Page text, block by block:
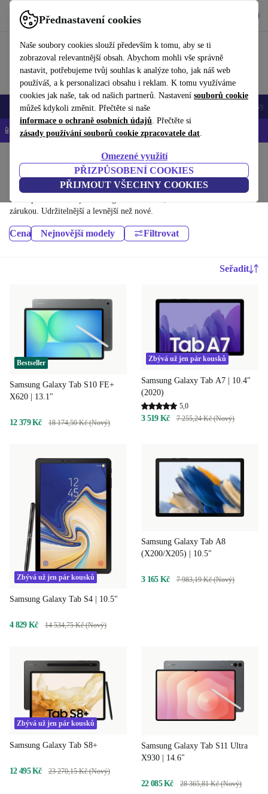
Přednastavení cookies
Naše soubory cookies slouží především k tomu, aby se ti
zobrazoval relevantnější obsah. Abychom mohli vše správně
nastavit, potřebujeme tvůj souhlas k analýze toho, jak náš web
používáš, a k personalizaci obsahu i reklam. K tomu využíváme
cookies jak naše, tak od našich partnerů. Nastavení souborů cookie
můžeš kdykoli změnit. Přečtěte si naše
informace o ochraně osobních údajů. Přečtěte si
zásady používání souborů cookie zpracovatele dat.
Omezené využití
PŘIZPŮSOBENÍ COOKIES
PŘIJMOUT VŠECHNY COOKIES
Používejte refurbed rychle a snadno
Mobily a smartphony Notebooky Tablety Doplňky
📱 -5 % NAVÍC na všechny iPhony – kód: IPHONEDEAL-
Tablety Samsung:
Dříve použité Tablety Samsung – renovované, s minimálně 12 měsíční
zárukou. Udržitelnější a levnější než nové.
Cena Nejnovější modely Filtrovat
Seřadit
Bestseller
Samsung Galaxy Tab S10 FE+
X620 | 13.1"
12 379 Kč 18 174,50 Kč (Nový)
Zbývá už jen pár kousků
Samsung Galaxy Tab A7 | 10.4"
(2020)
5,0
3 519 Kč 7 255,24 Kč (Nový)
Zbývá už jen pár kousků
Samsung Galaxy Tab S4 | 10.5"
4 829 Kč 14 534,75 Kč (Nový)
Samsung Galaxy Tab A8
(X200/X205) | 10.5"
3 165 Kč 7 983,19 Kč (Nový)
Zbývá už jen pár kousků
Samsung Galaxy Tab S8+
12 495 Kč 23 270,15 Kč (Nový)
Samsung Galaxy Tab S11 Ultra
X930 | 14.6"
22 085 Kč 28 365,81 Kč (Nový)